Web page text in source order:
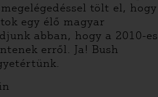
tölt el, hogy
egy élő magyar
abban, hogy a 2010-es
erről. Ja! Bush